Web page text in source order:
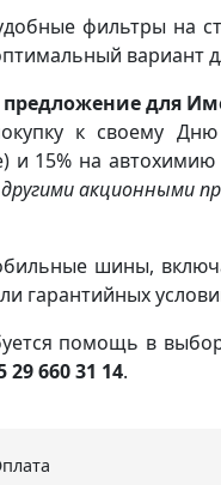
фильтры на
вариант
предложение для
к своему
и 15% на
акционными
шины,
гарантийных
помощь в
29 660 31 14.